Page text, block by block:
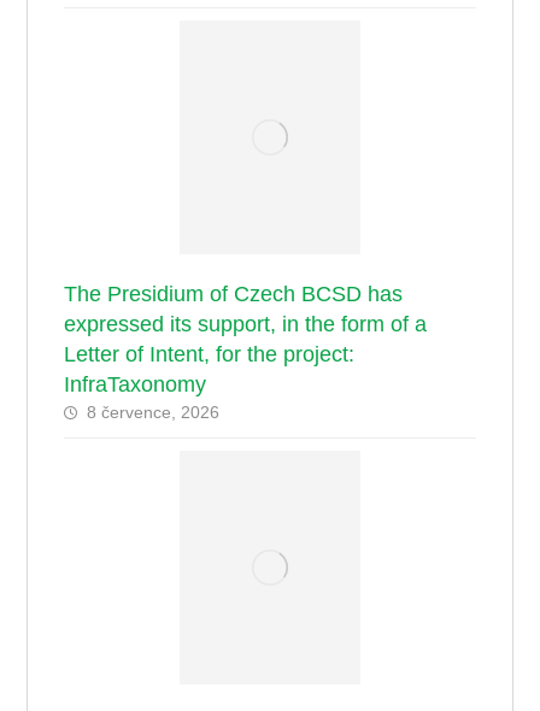
The Presidium of Czech BCSD has
expressed its support, in the form of a
Letter of Intent, for the project:
InfraTaxonomy
8 července, 2026